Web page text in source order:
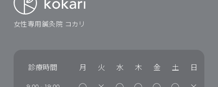
女性専用鍼灸院 コカリ
診療時間 月 火 水 木 金 土 日